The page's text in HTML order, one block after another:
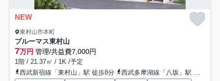
NEW
東村山市本町
プルーマス東村山
7万円 管理/共益費7,000円
1階 / 21.37㎡ / 1K /予定
西武新宿線「東村山」駅 徒歩8分
西武多摩湖線「八坂」駅 徒歩25分